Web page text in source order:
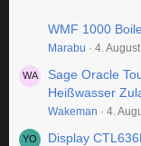
WMF 1000
Marabu 4.
Sage Oracle
Heißwasser
Wakeman 4.
Display